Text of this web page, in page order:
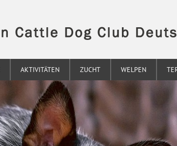
AKTIVITÄTEN ZUCHT WELPEN